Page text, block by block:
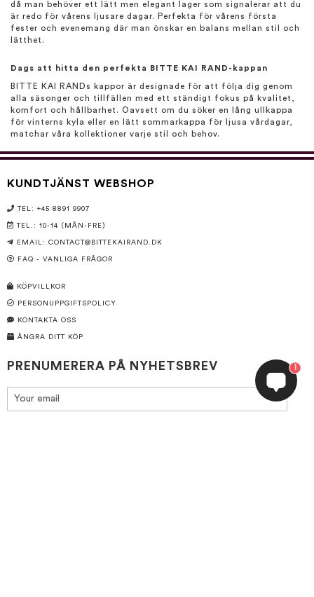
då man behöver ett lätt men elegant lager som signalerar att du
är redo för vårens ljusare dagar. Perfekta för vårens första
fester och evenemang där man önskar en balans mellan stil och
lätthet.
Dags att hitta den perfekta BITTE KAI RAND-kappan
BITTE KAI RANDs kappor är designade för att följa dig genom
alla säsonger och tillfällen med ett ständigt fokus på kvalitet,
komfort och hållbarhet. Oavsett om du söker en lång ullkappa
för vinterns kyla eller en lätt sommarkappa för ljusa vårdagar,
matchar våra kollektioner varje stil och behov.
KUNDTJÄNST WEBSHOP
TEL: +45 8891 9907
TEL.: 10-14 (MÅN-FRE)
EMAIL: CONTACT@BITTEKAIRAND.DK
FAQ - VANLIGA FRÅGOR
KÖPVILLKOR
PERSONUPPGIFTSPOLICY
KONTAKTA OSS
ÅNGRA DITT KÖP
PRENUMERERA PÅ NYHETSBREV 1